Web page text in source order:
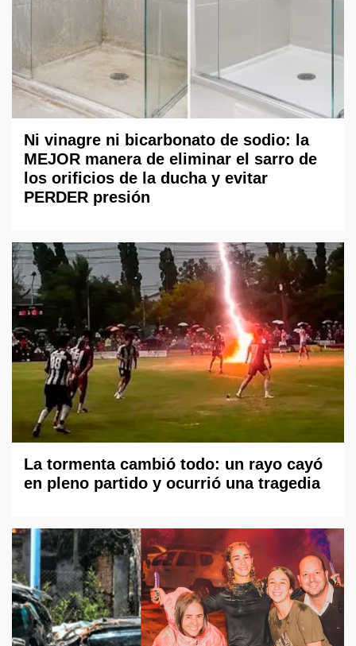
Ni vinagre ni bicarbonato de sodio: la
MEJOR manera de eliminar el sarro de
los orificios de la ducha y evitar
PERDER presión
La tormenta cambió todo: un rayo cayó
en pleno partido y ocurrió una tragedia